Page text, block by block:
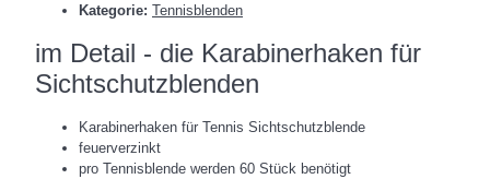
Kategorie: Tennisblenden
im Detail - die Karabinerhaken für
Sichtschutzblenden
Karabinerhaken für Tennis Sichtschutzblende
feuerverzinkt
pro Tennisblende werden 60 Stück benötigt